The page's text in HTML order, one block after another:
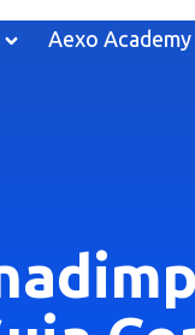
Aexo Academy